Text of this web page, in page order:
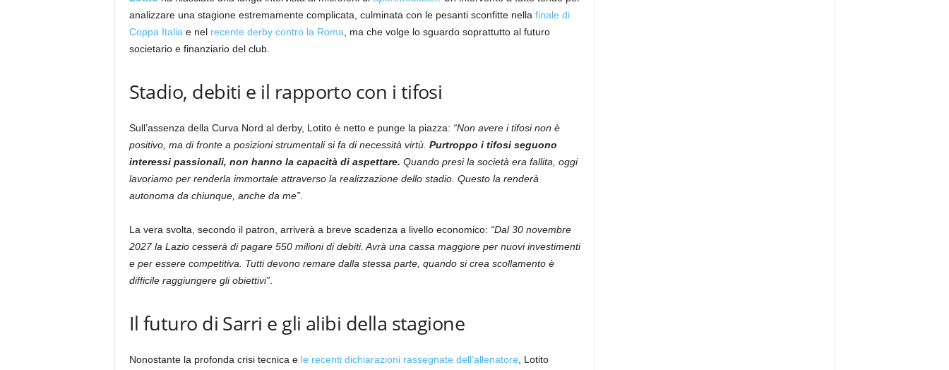
analizzare una stagione estremamente complicata, culminata con le pesanti sconfitte nella finale di
Coppa Italia e nel recente derby contro la Roma , ma che volge lo sguardo soprattutto al futuro
societario e finanziario del club.
Stadio, debiti e il rapporto con i tifosi
Sull’assenza della Curva Nord al derby, Lotito è netto e punge la piazza: “Non avere i tifosi non è
positivo, ma di fronte a posizioni strumentali si fa di necessità virtù. Purtroppo i tifosi seguono
interessi passionali, non hanno la capacità di aspettare. Quando presi la società era fallita, oggi
lavoriamo per renderla immortale attraverso la realizzazione dello stadio. Questo la renderà
autonoma da chiunque, anche da me”.
La vera svolta, secondo il patron, arriverà a breve scadenza a livello economico: “Dal 30 novembre
2027 la Lazio cesserà di pagare 550 milioni di debiti. Avrà una cassa maggiore per nuovi investimenti
e per essere competitiva. Tutti devono remare dalla stessa parte, quando si crea scollamento è
difficile raggiungere gli obiettivi”.
Il futuro di Sarri e gli alibi della stagione
Nonostante la profonda crisi tecnica e le recenti dichiarazioni rassegnate dell’allenatore , Lotito